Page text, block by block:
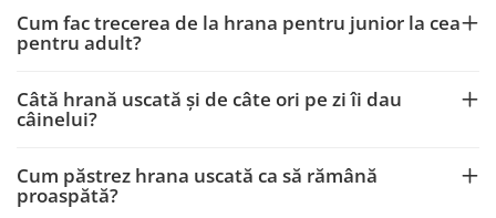
Cum fac trecerea de la hrana pentru junior la cea
pentru adult?
Câtă hrană uscată și de câte ori pe zi îi dau
câinelui?
Cum păstrez hrana uscată ca să rămână
proaspătă?